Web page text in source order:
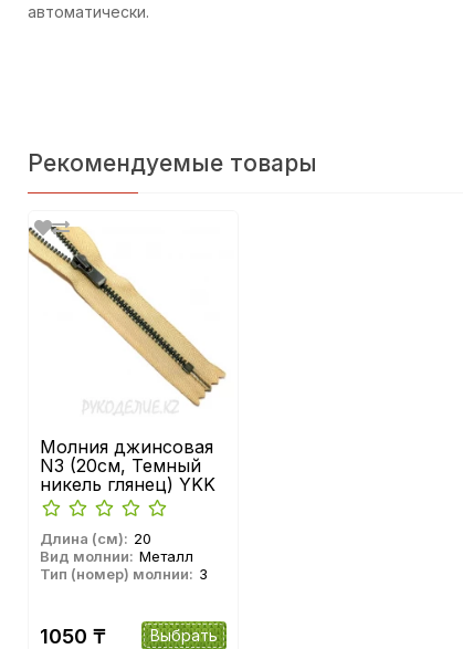
автоматически.
Рекомендуемые товары
Молния джинсовая
N3 (20см, Темный
никель глянец) YKK
Длина (см): 20
Вид молнии: Металл
Тип (номер) молнии: 3
1050 ₸ Выбрать